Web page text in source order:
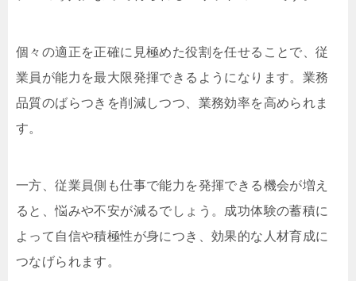
個々の適正を正確に見極めた役割を任せることで、従
業員が能力を最大限発揮できるようになります。業務
品質のばらつきを削減しつつ、業務効率を高められま
す。
一方、従業員側も仕事で能力を発揮できる機会が増え
ると、悩みや不安が減るでしょう。成功体験の蓄積に
よって自信や積極性が身につき、効果的な人材育成に
つなげられます。